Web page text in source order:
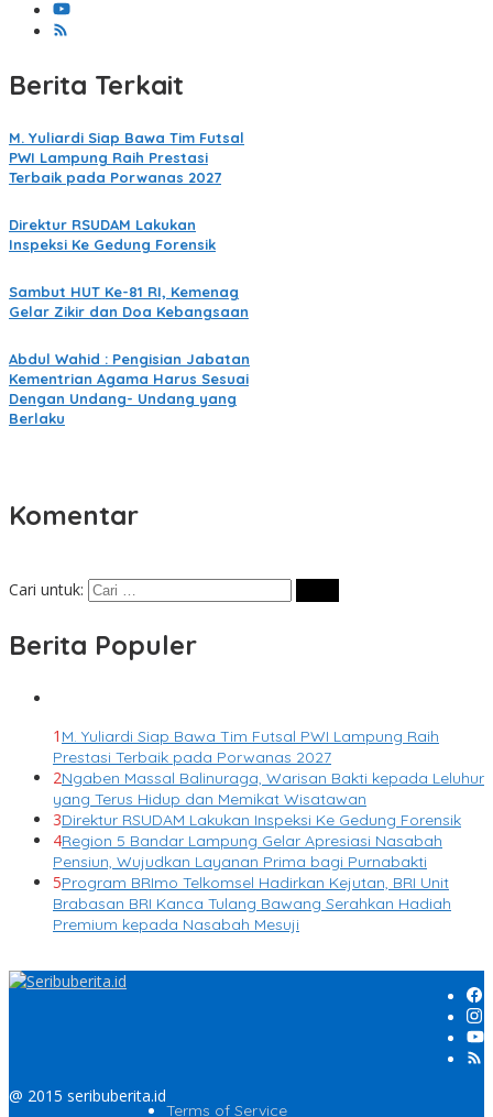
Berita Terkait
M. Yuliardi Siap Bawa Tim Futsal
PWI Lampung Raih Prestasi
Terbaik pada Porwanas 2027
Direktur RSUDAM Lakukan
Inspeksi Ke Gedung Forensik
Sambut HUT Ke-81 RI, Kemenag
Gelar Zikir dan Doa Kebangsaan
Abdul Wahid : Pengisian Jabatan
Kementrian Agama Harus Sesuai
Dengan Undang- Undang yang
Berlaku
Komentar
Cari untuk:
Berita Populer
1 M. Yuliardi Siap Bawa Tim Futsal PWI Lampung Raih
Prestasi Terbaik pada Porwanas 2027
2Ngaben Massal Balinuraga, Warisan Bakti kepada Leluhur
yang Terus Hidup dan Memikat Wisatawan
3Direktur RSUDAM Lakukan Inspeksi Ke Gedung Forensik
4Region 5 Bandar Lampung Gelar Apresiasi Nasabah
Pensiun, Wujudkan Layanan Prima bagi Purnabakti
5Program BRImo Telkomsel Hadirkan Kejutan, BRI Unit
Brabasan BRI Kanca Tulang Bawang Serahkan Hadiah
Premium kepada Nasabah Mesuji
@ 2015 seribuberita.id
Terms of Service